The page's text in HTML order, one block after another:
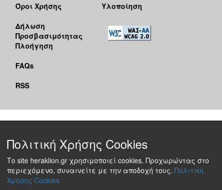
Όροι Χρήσης
Δήλωση
Προσβασιμότητας
Πλοήγηση
FAQs
RSS
Υλοποίηση
Πολιτική Χρήσης Cookies
Το site heraklion.gr χρησιμοποιεί cookies. Προχωρώντας στο
περιεχόμενο, συναινείτε με την αποδοχή τους. Πολιτική
Χρήσης Cookies